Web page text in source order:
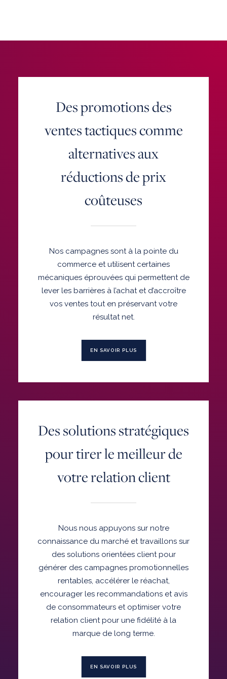
Des promotions des
ventes tactiques comme
alternatives aux
réductions de prix
coûteuses
Nos campagnes sont à la pointe du
commerce et utilisent certaines
mécaniques éprouvées qui permettent de
lever les barrières à l’achat et d’accroître
vos ventes tout en préservant votre
résultat net.
EN SAVOIR PLUS
Des solutions stratégiques
pour tirer le meilleur de
votre relation client
Nous nous appuyons sur notre
connaissance du marché et travaillons sur
des solutions orientées client pour
générer des campagnes promotionnelles
rentables, accélérer le réachat,
encourager les recommandations et avis
de consommateurs et optimiser votre
relation client pour une fidélité à la
marque de long terme.
EN SAVOIR PLUS